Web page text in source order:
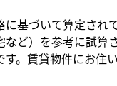
基づいて算定され
ど）を参考に試算
。賃貸物件にお住